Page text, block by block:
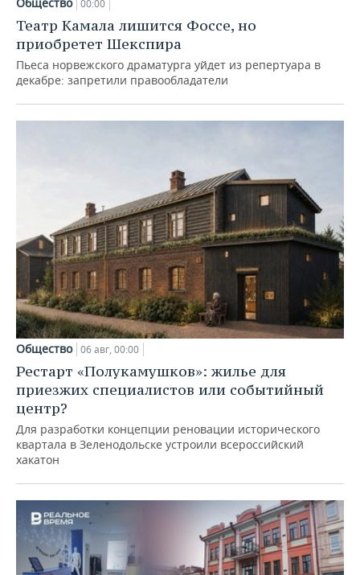
00:00
Театр Камала лишится Фоссе, но
приобретет Шекспира
Пьеса норвежского драматурга уйдет из репертуара в
декабре: запретили правообладатели
Общество 06 авг, 00:00
Рестарт «Полукамушков»: жилье для
приезжих специалистов или событийный
центр?
Для разработки концепции реновации исторического
квартала в Зеленодольске устроили всероссийский
хакатон